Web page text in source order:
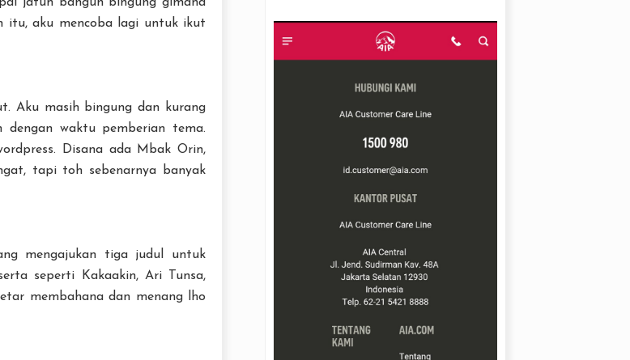
itu, aku mencoba lagi untuk ikut
Aku masih bingung dan kurang
waktu pemberian tema.
Disana ada Mbak Orin,
tapi toh sebenarnya banyak
mengajukan tiga judul untuk
seperti Kakaakin, Ari Tunsa,
membahana dan menang lho